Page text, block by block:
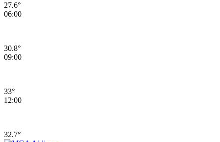
27.6°
06:00
30.8°
09:00
33°
12:00
32.7°